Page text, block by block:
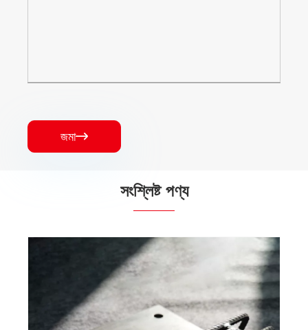
জমা
সংশ্লিষ্ট পণ্য